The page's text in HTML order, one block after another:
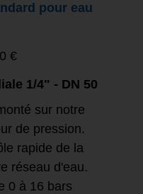
pour eau
€
1/4" - DN 50
sur notre
de pression.
rapide de la
réseau d'eau.
0 à 16 bars